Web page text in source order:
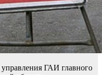
ГАИ главного